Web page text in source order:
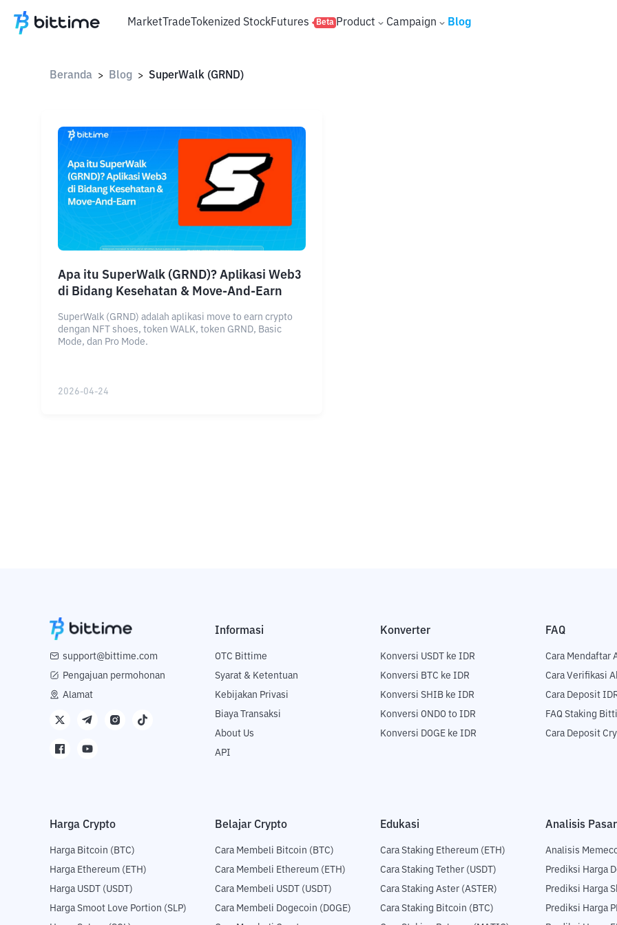
MarketTradeTokenized StockFutures Beta Product Campaign Blog
Beranda > Blog > SuperWalk (GRND)
Apa itu SuperWalk (GRND)? Aplikasi Web3
di Bidang Kesehatan & Move-And-Earn
SuperWalk (GRND) adalah aplikasi move to earn crypto
dengan NFT shoes, token WALK, token GRND, Basic
Mode, dan Pro Mode.
2026-04-24
support@bittime.com
Pengajuan permohonan
Alamat
Informasi
OTC Bittime
Syarat & Ketentuan
Kebijakan Privasi
Biaya Transaksi
About Us
API
Konverter
Konversi USDT ke IDR
Konversi BTC ke IDR
Konversi SHIB ke IDR
Konversi ONDO to IDR
Konversi DOGE ke IDR
FAQ
Cara Mendaftar
Cara Verifikasi
Cara Deposit
FAQ Staking
Cara Deposit
Harga Crypto
Harga Bitcoin (BTC)
Harga Ethereum (ETH)
Harga USDT (USDT)
Harga Smoot Love Portion (SLP)
Belajar Crypto
Cara Membeli Bitcoin (BTC)
Cara Membeli Ethereum (ETH)
Cara Membeli USDT (USDT)
Cara Membeli Dogecoin (DOGE)
Edukasi
Cara Staking Ethereum (ETH)
Cara Staking Tether (USDT)
Cara Staking Aster (ASTER)
Cara Staking Bitcoin (BTC)
Analisis Pasar
Analisis
Prediksi Harga
Prediksi Harga
Prediksi Harga